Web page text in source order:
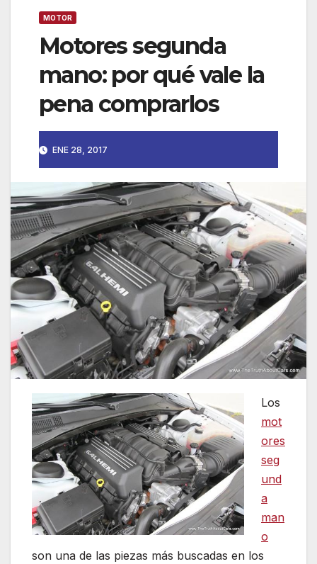
MOTOR
Motores segunda
mano: por qué vale la
pena comprarlos
ENE 28, 2017
Los
mot
ores
seg
und
a
man
o
son una de las piezas más buscadas en los